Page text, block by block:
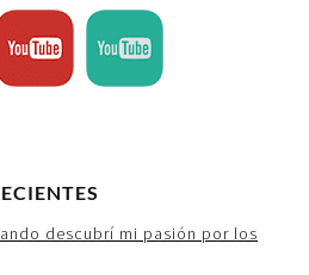
descubrí mi pasión por los